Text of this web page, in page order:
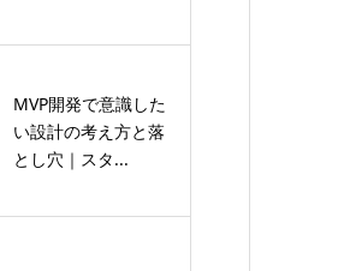
MVP開発で意識した
い設計の考え方と落
とし穴｜スタ...